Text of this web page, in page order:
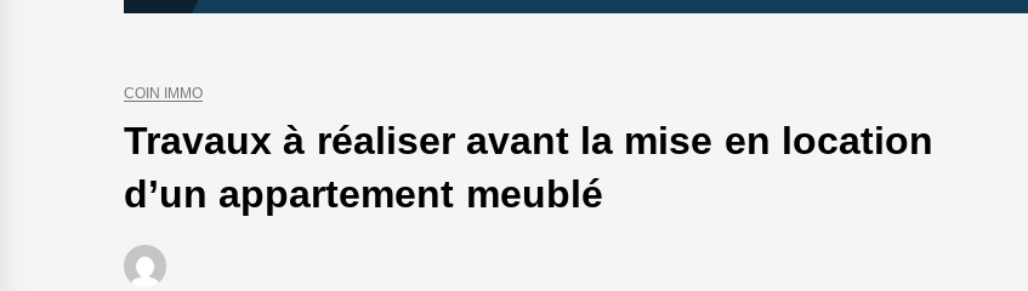
COIN IMMO
Travaux à réaliser avant la mise en location
d’un appartement meublé